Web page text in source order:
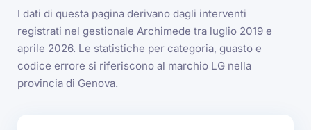
I dati di questa pagina derivano dagli interventi
registrati nel gestionale Archimede tra luglio 2019 e
aprile 2026. Le statistiche per categoria, guasto e
codice errore si riferiscono al marchio LG nella
provincia di Genova.